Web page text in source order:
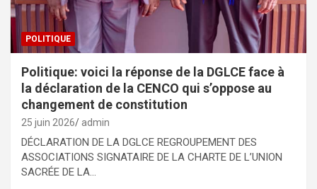
POLITIQUE
Politique: voici la réponse de la DGLCE face à
la déclaration de la CENCO qui s’oppose au
changement de constitution
25 juin 2026 admin
DÉCLARATION DE LA DGLCE REGROUPEMENT DES
ASSOCIATIONS SIGNATAIRE DE LA CHARTE DE L’UNION
SACRÉE DE LA…